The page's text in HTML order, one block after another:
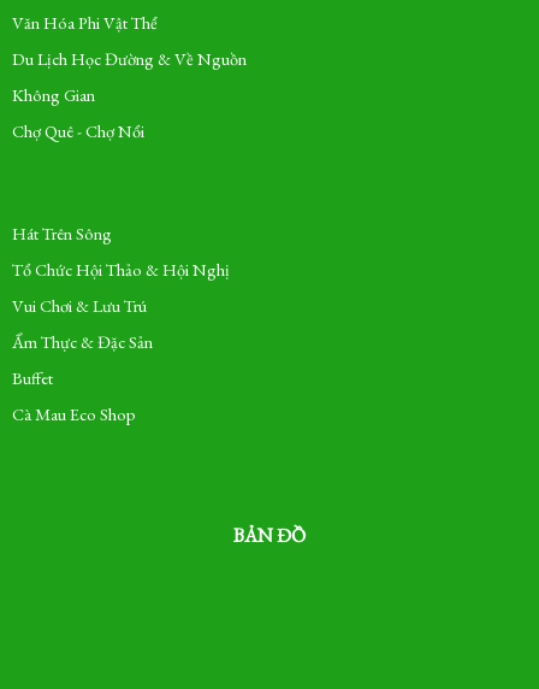
Văn Hóa Phi Vật Thể
Du Lịch Học Đường & Về Nguồn
Không Gian
Chợ Quê - Chợ Nổi
Hát Trên Sông
Tổ Chức Hội Thảo & Hội Nghị
Vui Chơi & Lưu Trú
Ẩm Thực & Đặc Sản
Buffet
Cà Mau Eco Shop
BẢN ĐỒ